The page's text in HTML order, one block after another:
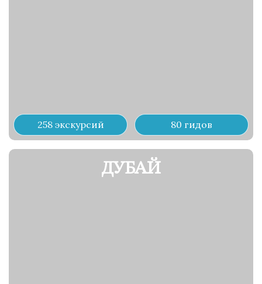
258 экскурсий 80 гидов
ДУБАЙ